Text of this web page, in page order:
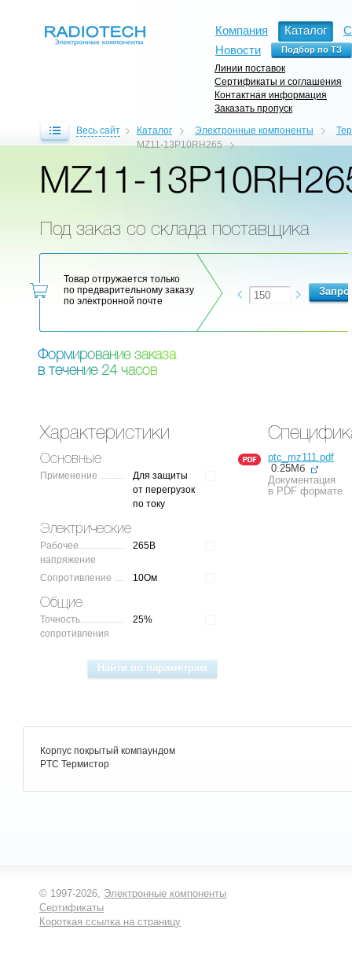
Компания Каталог
Новости
Линии поставок
Сертификаты и соглашения
Контактная информация
Заказать пропуск
Весь сайт Каталог Электронные компоненты
MZ11-13P10RH265
MZ11-
Под заказ со склада поставщика
Товар отгружается только
по предварительному заказу
по электронной почте
Формирование заказа
в течение 24 часов
Характеристики
Основные
Применение
Для защиты
от перегрузок
по току
Электрические
Рабочее
напряжение
265В
Сопротивление 10Ом
Общие
Точность
сопротивления
25%
ptc_mz111.pdf
0.25Мб
Документация
в PDF формате
Корпус покрытый компаундом
PTC Термистор
© 1997-2026, Электронные компоненты
Сертификаты
Короткая ссылка на страницу